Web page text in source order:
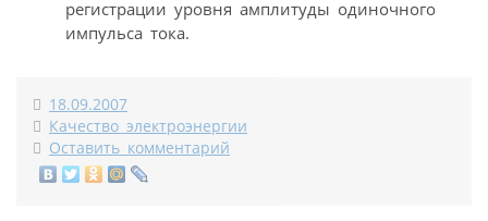
регистрации уровня амплитуды одиночного
импульса тока.
18.09.2007
Качество электроэнергии
Оставить комментарий